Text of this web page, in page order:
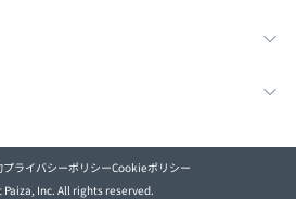
業様へ
お問い合わせ・FAQ
プライバシーポリシーCookieポリシー
Paiza, Inc. All rights reserved.